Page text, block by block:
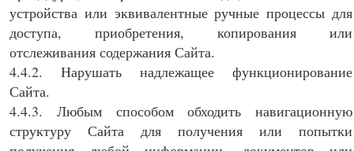
устройства или эквивалентные ручные процессы для
доступа, приобретения, копирования или
отслеживания содержания Сайта.
4.4.2. Нарушать надлежащее функционирование
Сайта.
4.4.3. Любым способом обходить навигационную
структуру Сайта для получения или попытки